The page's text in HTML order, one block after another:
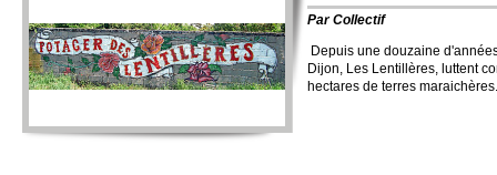
ParCo­llectif
Depuis une douzaine
Dijon, Les Lentillères, luttent
hectares de te­rres maraichères.
c
p
l